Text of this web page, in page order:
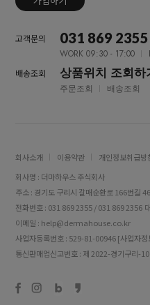
고객문의 031 869
WORK 09:30 - 17:00
배송조회 상품위치 조회하
주문조회 배송조회
회사소개 이용약관 개인정보취급방
회사명 : 더마하우스 주식회사
주소 : 경기도 구리시 갈매순환로 166번길
전화번호 : 031 869 2355 / 031 869 2356
이메일 : help@dermahouse.co.kr
사업자등록번호 : 529-81-00946[사업자정
통신판매업신고번호 : 제 2022-경기구리-